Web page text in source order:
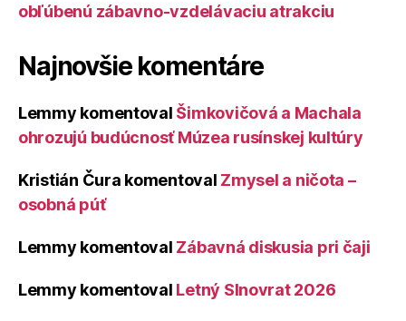
obľúbenú zábavno-vzdelávaciu atrakciu
Najnovšie komentáre
Lemmy komentoval Šimkovičová a Machala
ohrozujú budúcnosť Múzea rusínskej kultúry
Kristián Čura komentoval Zmysel a ničota –
osobná púť
Lemmy komentoval Zábavná diskusia pri čaji
Lemmy komentoval Letný Slnovrat 2026